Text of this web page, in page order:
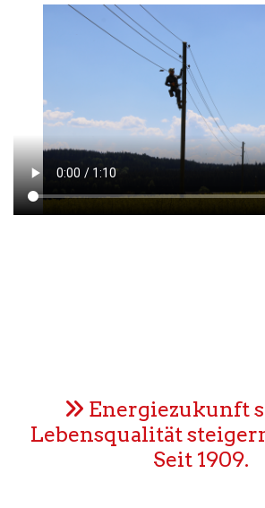
eried
Energiezukunft
Lebensqualität
Seit 1909.